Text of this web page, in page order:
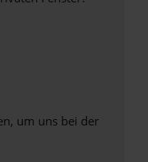
um uns bei der